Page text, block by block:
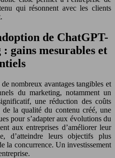
qui résonnent avec les clients
de ChatGPT-
gains mesurables et
nombreux avantages tangibles et
du marketing, notamment un
une réduction des coûts
de la qualité du contenu créé, une
pour s’adapter aux évolutions du
aux entreprises d’améliorer leur
d’atteindre leurs objectifs plus
la concurrence. Un investissement